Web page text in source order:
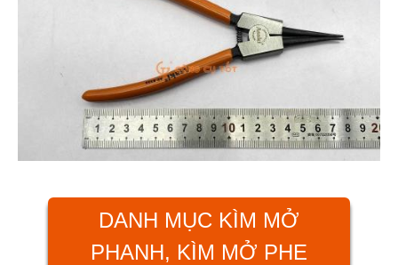
DANH MỤC KÌM MỞ
PHANH, KÌM MỞ PHE